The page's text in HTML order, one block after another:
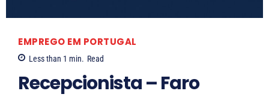
EMPREGO EM PORTUGAL
Less than 1 min. Read
Recepcionista – Faro